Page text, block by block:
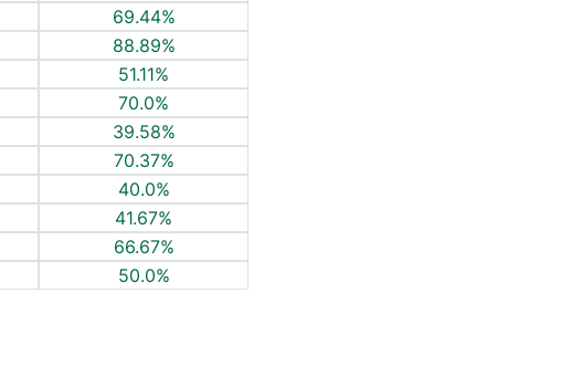
69.44%
88.89%
51.11%
70.0%
39.58%
70.37%
40.0%
41.67%
66.67%
50.0%